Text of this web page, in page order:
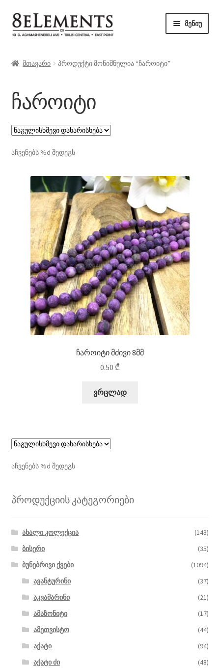
ნავიგაციაზე
გადასვლა
შიგთავსზე
გადასვლა
მენიუ
კონტაქტი
მთავარი პროდუქტი მონიშნულია “ჩაროიტი”
ჩაროიტი
აჩვენებს %d შედეგს
ჩაროიტი მძივი 8მმ
0.50 ₾
ვრცლად
აჩვენებს %d შედეგს
პროდუქციის კატეგორიები
ახალი კოლექცია
(143)
ბისერი
(35)
ბუნებრივი ქვები
(1094)
ავანტურინი
(37)
აკვამარინი
(21)
ამაზონიტი
(17)
ამეთვისტო
(44)
აქატი
(94)
აქატი ძი
(48)